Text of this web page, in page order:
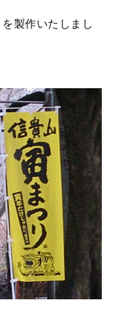
製作いたしまし